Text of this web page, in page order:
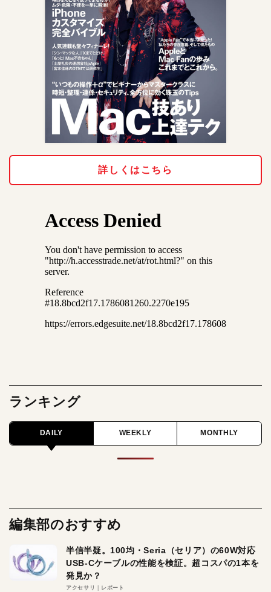
詳しくはこちら
ランキング
DAILY WEEKLY MONTHLY
編集部のおすすめ
半信半疑。100均・Seria（セリア）の60W対応
USB-Cケーブルの性能を検証。超コスパの1本を
発見か？
アクセサリ レポート